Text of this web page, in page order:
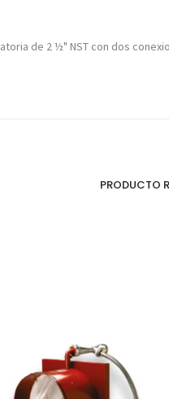
de 2 ½" NST con dos
PRODUCTO